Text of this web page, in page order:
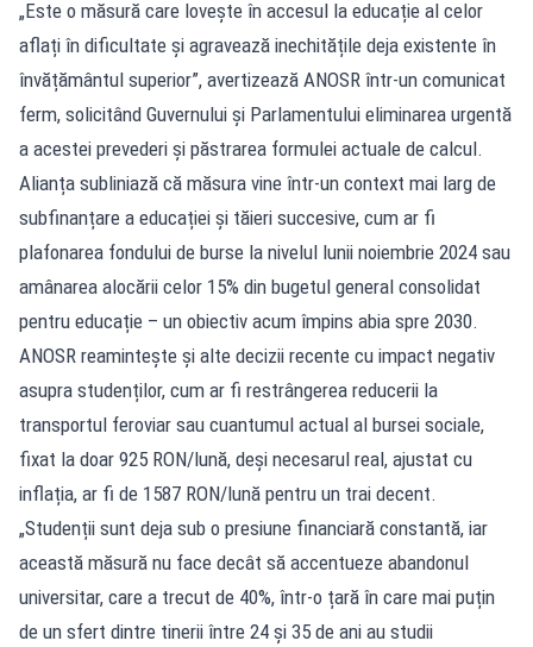
„Este o măsură care lovește în accesul la educație al celor
aflați în dificultate și agravează inechitățile deja existente în
învățământul superior”, avertizează ANOSR într-un comunicat
ferm, solicitând Guvernului și Parlamentului eliminarea urgentă
a acestei prevederi și păstrarea formulei actuale de calcul.
Alianța subliniază că măsura vine într-un context mai larg de
subfinanțare a educației și tăieri succesive, cum ar fi
plafonarea fondului de burse la nivelul lunii noiembrie 2024 sau
amânarea alocării celor 15% din bugetul general consolidat
pentru educație – un obiectiv acum împins abia spre 2030.
ANOSR reamintește și alte decizii recente cu impact negativ
asupra studenților, cum ar fi restrângerea reducerii la
transportul feroviar sau cuantumul actual al bursei sociale,
fixat la doar 925 RON/lună, deși necesarul real, ajustat cu
inflația, ar fi de 1587 RON/lună pentru un trai decent.
„Studenții sunt deja sub o presiune financiară constantă, iar
această măsură nu face decât să accentueze abandonul
universitar, care a trecut de 40%, într-o țară în care mai puțin
de un sfert dintre tinerii între 24 și 35 de ani au studii